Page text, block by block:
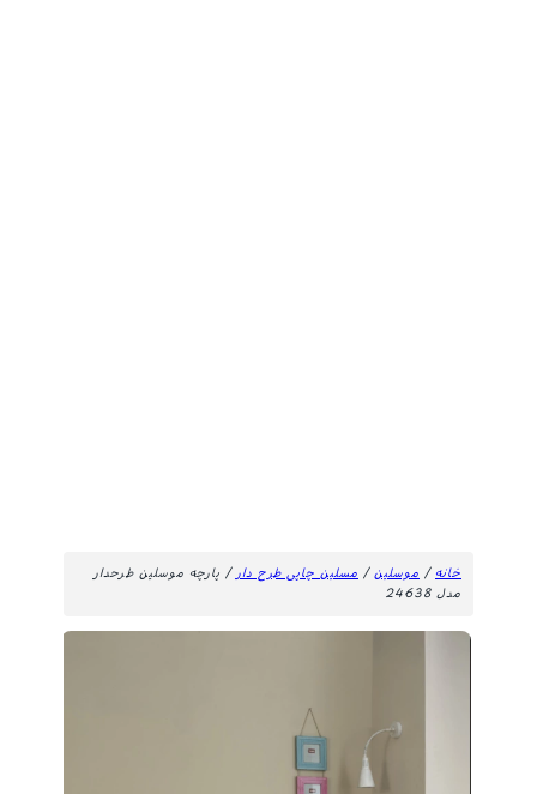
خانه/ موسلین/ مسلین چاپی طرح دار/ پارچه موسلین طرحدار
مدل 24638